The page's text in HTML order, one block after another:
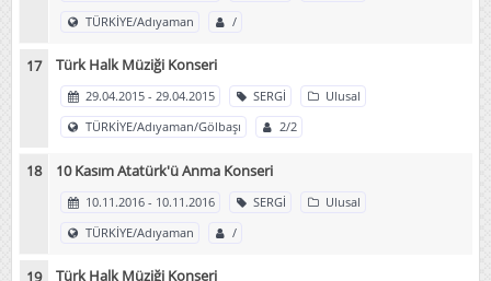
TÜRKİYE/Adıyaman
/
Türk Halk Müziği Konseri
29.04.2015 - 29.04.2015 SERGİ
Ulusal
TÜRKİYE/Adıyaman/Gölbaşı
2/2
10 Kasım Atatürk'ü Anma Konseri
10.11.2016 - 10.11.2016 SERGİ
Ulusal
TÜRKİYE/Adıyaman
/
Türk Halk Müziği Konseri